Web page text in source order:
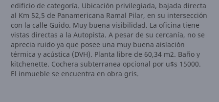
edificio de categoría. Ubicación privilegiada, bajada directa
al Km 52,5 de Panamericana Ramal Pilar, en su intersección
con la calle Guido. Muy buena visibilidad. La oficina tiene
vistas directas a la Autopista. A pesar de su cercanía, no se
aprecia ruido ya que posee una muy buena aislación
térmica y acústica (DVH). Planta libre de 60,34 m2. Baño y
kitchenette. Cochera subterranea opcional por u$s 15000.
El inmueble se encuentra en obra gris.